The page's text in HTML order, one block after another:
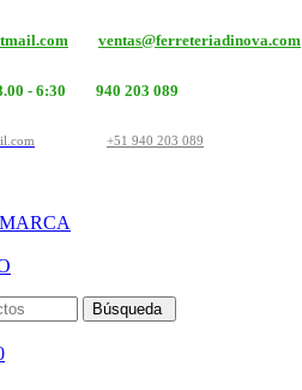
ventas@ferreteriadinova.com
- 6:30 940 203 089
+51 940 203 089
Búsqueda